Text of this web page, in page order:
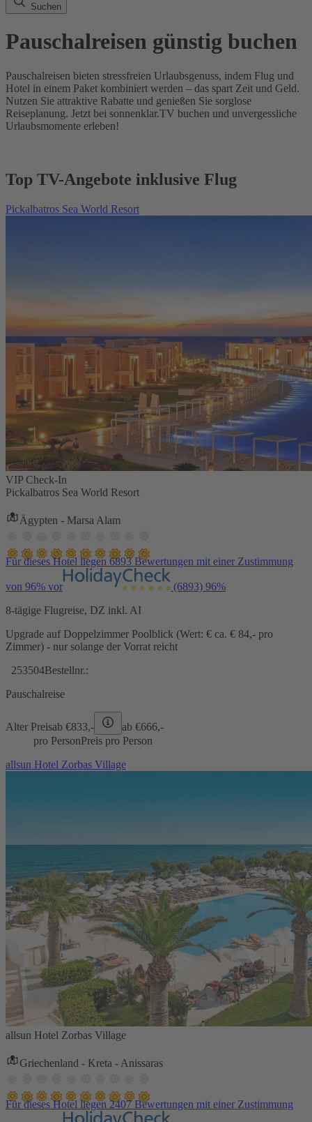
Suchen
Pauschalreisen günstig buchen
Pauschalreisen bieten stressfreien Urlaubsgenuss, indem Flug und
Hotel in einem Paket kombiniert werden – das spart Zeit und Geld.
Nutzen Sie attraktive Rabatte und genießen Sie sorglose
Reiseplanung. Jetzt bei sonnenklar.TV buchen und unvergessliche
Urlaubsmomente erleben!
Top TV-Angebote inklusive Flug
Pickalbatros Sea World Resort
VIP Check-In
Pickalbatros Sea World Resort
Ägypten - Marsa Alam
Für dieses Hotel liegen 6893 Bewertungen mit einer Zustimmung
von 96% vor (6893) 96%
8-tägige Flugreise, DZ inkl. AI
Upgrade auf Doppelzimmer Poolblick (Wert: € ca. € 84,- pro
Zimmer) - nur solange der Vorrat reicht
253504Bestellnr.:
Pauschalreise
Alter Preisab €833,- ab €666,-
pro PersonPreis pro Person
allsun Hotel Zorbas Village
allsun Hotel Zorbas Village
Griechenland - Kreta - Anissaras
Für dieses Hotel liegen 2407 Bewertungen mit einer Zustimmung